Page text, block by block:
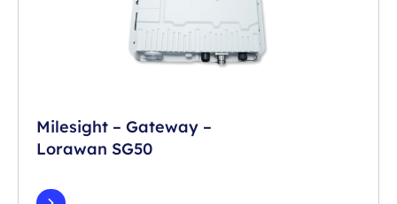
Milesight – Gateway –
Lorawan SG50